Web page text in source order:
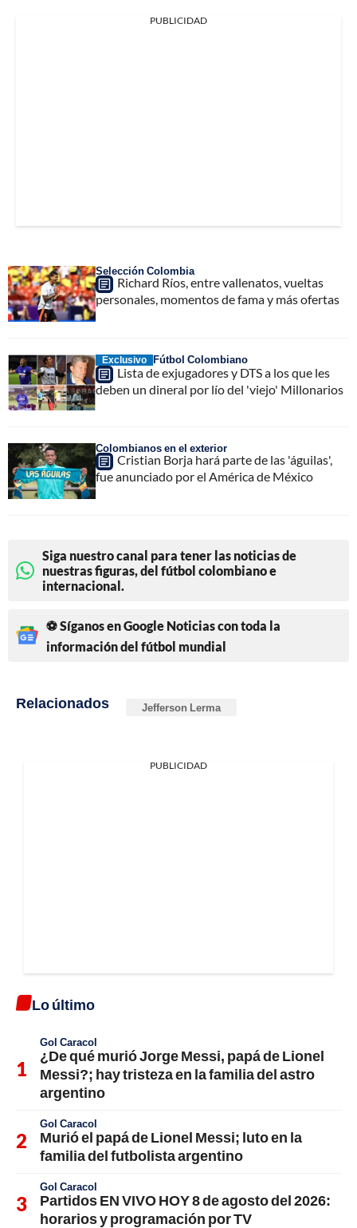
PUBLICIDAD
Selección Colombia
Richard Ríos, entre vallenatos, vueltas
personales, momentos de fama y más ofertas
Exclusivo Fútbol Colombiano
Lista de exjugadores y DTS a los que les
deben un dineral por lío del 'viejo' Millonarios
Colombianos en el exterior
Cristian Borja hará parte de las 'águilas',
fue anunciado por el América de México
Siga nuestro canal para tener las noticias de
nuestras figuras, del fútbol colombiano e
internacional.
⚽ Síganos en Google Noticias con toda la
información del fútbol mundial
Relacionados Jefferson Lerma
PUBLICIDAD
Lo último
Gol Caracol
¿De qué murió Jorge Messi, papá de Lionel
Messi?; hay tristeza en la familia del astro
argentino
Gol Caracol
Murió el papá de Lionel Messi; luto en la
familia del futbolista argentino
Gol Caracol
Partidos EN VIVO HOY 8 de agosto del 2026:
horarios y programación por TV